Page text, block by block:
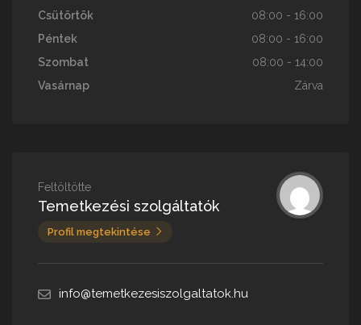
Csütörtök
08:00 - 16:00
Péntek
08:00 - 16:00
Szombat
08:00 - 14:00
Vasárnap
Zárva
Feltöltötte
Temetkezési szolgáltatók
Profil megtekintése
info@temetkezesiszolgaltatok.hu